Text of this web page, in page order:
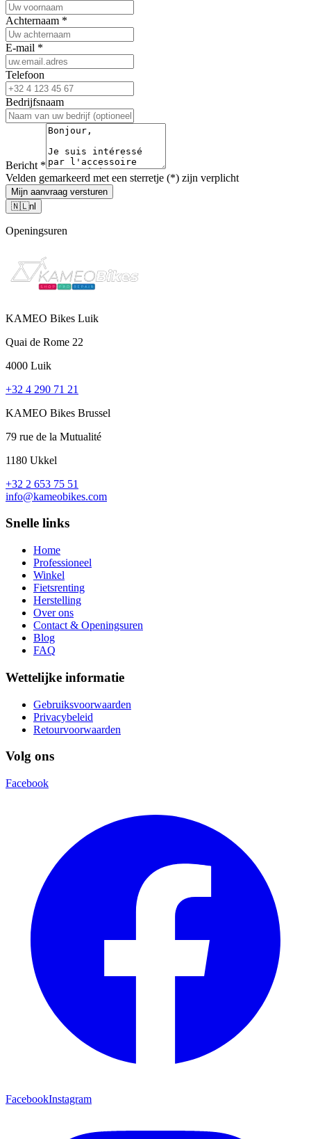
Achternaam *
E-mail *
Telefoon
Bedrijfsnaam
Bericht *
Velden gemarkeerd met een sterretje (*) zijn verplicht
Mijn aanvraag versturen
🇳🇱nl
Openingsuren
KAMEO Bikes Luik
Quai de Rome 22
4000 Luik
+32 4 290 71 21
KAMEO Bikes Brussel
79 rue de la Mutualité
1180 Ukkel
+32 2 653 75 51
info@kameobikes.com
Snelle links
Home
Professioneel
Winkel
Fietsrenting
Herstelling
Over ons
Contact & Openingsuren
Blog
FAQ
Wettelijke informatie
Gebruiksvoorwaarden
Privacybeleid
Retourvoorwaarden
Volg ons
Facebook
FacebookInstagram